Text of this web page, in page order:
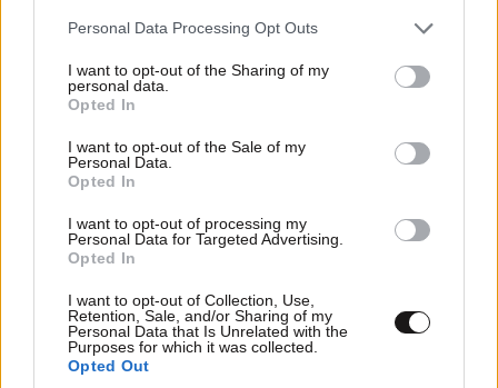
Please note that this website/app uses one or more Google
not limited to your visit or usage behaviour. You may click to
grant or deny consent to Google and its third-party tags to
use your data for below specified purposes in below Google
consent section.
Personal Data Processing Opt Outs
I want to opt-out of the Sharing of my
personal data.
Opted In
I want to opt-out of the Sale of my
Personal Data.
Opted In
I want to opt-out of processing my
Personal Data for Targeted Advertising.
Opted In
I want to opt-out of Collection, Use,
Retention, Sale, and/or Sharing of my
Personal Data that Is Unrelated with the
Purposes for which it was collected.
Opted Out
Προφυλακίστηκαν οι δύο Ινδοί για τη
Ναύπλιο